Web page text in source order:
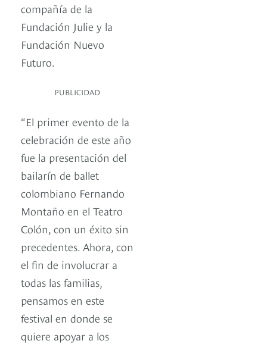
compañía de la
Fundación Julie y la
Fundación Nuevo
Futuro.
PUBLICIDAD
“El primer evento de la
celebración de este año
fue la presentación del
bailarín de ballet
colombiano Fernando
Montaño en el Teatro
Colón, con un éxito sin
precedentes. Ahora, con
el fin de involucrar a
todas las familias,
pensamos en este
festival en donde se
quiere apoyar a los